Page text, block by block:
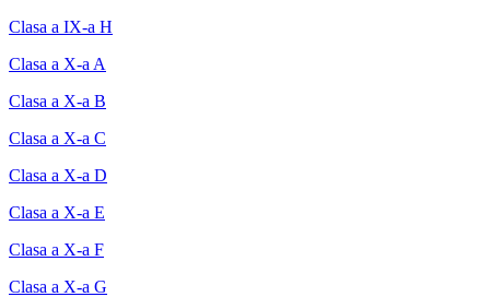
Clasa a IX-a H
Clasa a X-a A
Clasa a X-a B
Clasa a X-a C
Clasa a X-a D
Clasa a X-a E
Clasa a X-a F
Clasa a X-a G